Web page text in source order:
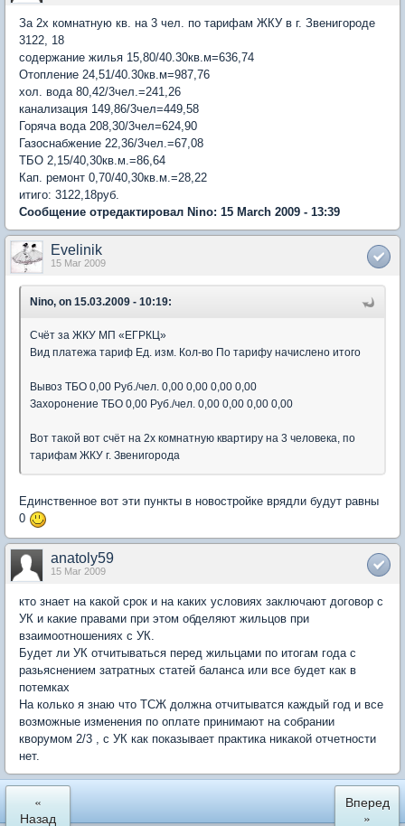
За 2х комнатную кв. на 3 чел. по тарифам ЖКУ в г. Звенигороде
3122, 18
содержание жилья 15,80/40.30кв.м=636,74
Отопление 24,51/40.30кв.м=987,76
хол. вода 80,42/3чел.=241,26
канализация 149,86/3чел=449,58
Горяча вода 208,30/3чел=624,90
Газоснабжение 22,36/3чел.=67,08
ТБО 2,15/40,30кв.м.=86,64
Кап. ремонт 0,70/40,30кв.м.=28,22
итиго: 3122,18руб.
Сообщение отредактировал Nino: 15 March 2009 - 13:39
Evelinik
15 Mar 2009
Nino, on 15.03.2009 - 10:19:
Счёт за ЖКУ МП «ЕГРКЦ»
Вид платежа тариф Ед. изм. Кол-во По тарифу начислено итого
Вывоз ТБО 0,00 Руб./чел. 0,00 0,00 0,00 0,00
Захоронение ТБО 0,00 Руб./чел. 0,00 0,00 0,00 0,00
Вот такой вот счёт на 2х комнатную квартиру на 3 человека, по
тарифам ЖКУ г. Звенигорода
Единственное вот эти пункты в новостройке врядли будут равны
0
anatoly59
15 Mar 2009
кто знает на какой срок и на каких условиях заключают договор с
УК и какие правами при этом обделяют жильцов при
взаимоотношениях с УК.
Будет ли УК отчитываться перед жильцами по итогам года с
разьяснением затратных статей баланса или все будет как в
потемках
На колько я знаю что ТСЖ должна отчитыватся каждый год и все
возможные изменения по оплате принимают на собрании
кворумом 2/3 , с УК как показывает практика никакой отчетности
нет.
«
Назад
Вперед
»